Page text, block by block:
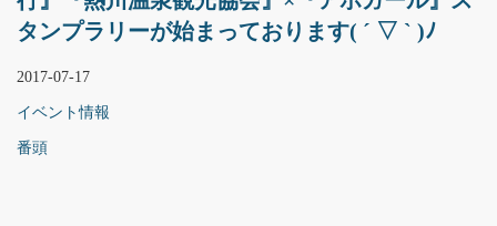
タンプラリーが始まっております( ´ ▽ ` )ﾉ
2017-07-17
イベント情報
番頭